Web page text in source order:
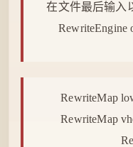
在文件最后输入
RewriteEngine
RewriteMap
RewriteMap